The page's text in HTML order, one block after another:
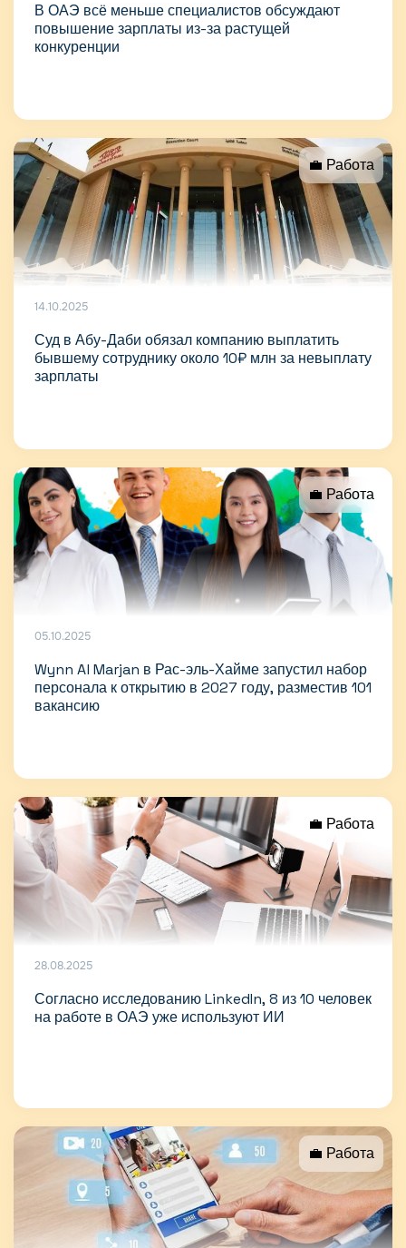
В ОАЭ всё меньше специалистов обсуждают
повышение зарплаты из-за растущей
конкуренции
💼 Работа
14.10.2025
Суд в Абу-Даби обязал компанию выплатить
бывшему сотруднику около 10₽ млн за невыплату
зарплаты
💼 Работа
05.10.2025
Wynn Al Marjan в Рас-эль-Хайме запустил набор
персонала к открытию в 2027 году, разместив 101
вакансию
💼 Работа
28.08.2025
Согласно исследованию LinkedIn, 8 из 10 человек
на работе в ОАЭ уже используют ИИ
💼 Работа